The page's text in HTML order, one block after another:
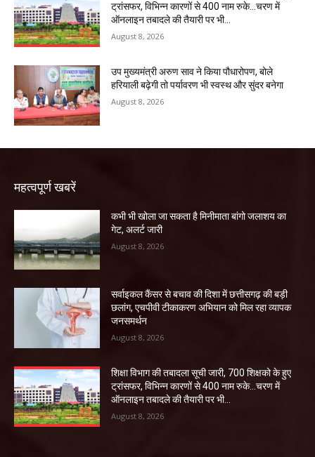
ट्रांसफर, विभिन्न कारणों से 400 नाम रुके…चरण में
ऑनलाइन तबादले की तैयारी पर भी...
August 8, 2026
उप मुख्यमंत्री अरुण साव ने किया पौधारोपण, बोले
हरियाली बढ़ेगी तो पर्यावरण भी स्वस्थ और सुंदर बनेगा
August 8, 2026
महत्वपूर्ण खबरें
कभी भी खोला जा सकता है मिनीमाता बांगो जलाशय का
गेट, अलर्ट जारी
August 8, 2026
सर्वाइकल कैंसर से बचाव की दिशा में छत्तीसगढ़ की बड़ी
छलांग, एचपीवी टीकाकरण अभियान को मिल रहा व्यापक
जनसमर्थन
August 8, 2026
शिक्षा विभाग की तबादला सूची जारी, 700 शिक्षको के हुए
ट्रांसफर, विभिन्न कारणों से 400 नाम रुके…चरण में
ऑनलाइन तबादले की तैयारी पर भी...
August 8, 2026